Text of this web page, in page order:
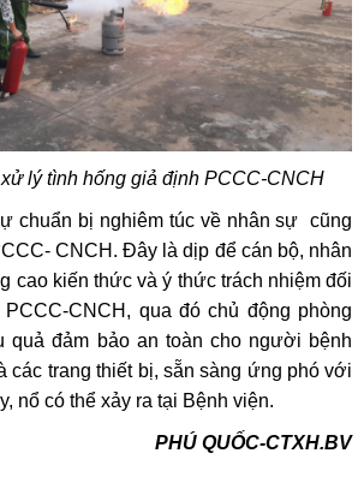
lý tình hống giả định PCCC-CNCH
chuẩn bị nghiêm túc về nhân sự cũng
CNCH. Đây là dịp để cán bộ, nhân
cao kiến thức và ý thức trách nhiệm đối
CNCH, qua đó chủ động phòng
quả đảm bảo an toàn cho người bệnh
các trang thiết bị, sẵn sàng ứng phó với
nổ có thể xảy ra tại Bệnh viện.
PHÚ QUỐC-CTXH.BV